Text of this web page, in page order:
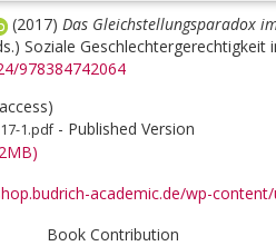
(2017) Das Gleichstellungsparadox
Soziale Geschlechtergerechtigkeit
978384742064
1.pdf- Published Version
academic.de/wp-content/
Book Contribution